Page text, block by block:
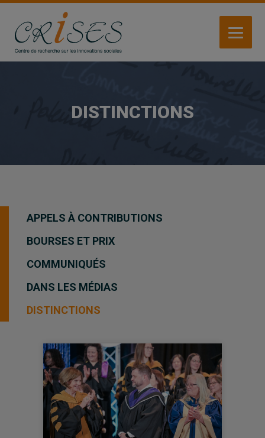
Aller
contenu
principal
DISTINCTIONS
APPELS À CONTRIBUTIONS
BOURSES ET PRIX
COMMUNIQUÉS
DANS LES MÉDIAS
DISTINCTIONS